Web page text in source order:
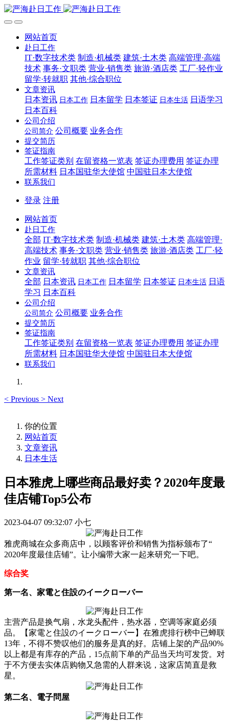
网站首页
赴日工作
IT·数字技术类 制造·机械类 建筑·土木类 高端管理·高端
技术 事务·文职类 营业·销售类 旅游·酒店类 工厂·轻作业
留学·转就职 其他·综合职位
文章资讯
日本资讯 日本工作 日本留学 日本签证 日本生活 日语学习
日本百科
公司介绍
公司简介 公司概要 业务合作
提交简历
签证指南
工作签证类别 在留资格一览表 签证办理费用 签证办理
所需材料 日本国驻华大使馆 中国驻日本大使馆
联系我们
登录 注册
网站首页
赴日工作
全部 IT·数字技术类 制造·机械类 建筑·土木类 高端管理·
高端技术 事务·文职类 营业·销售类 旅游·酒店类 工厂·轻
作业 留学·转就职 其他·综合职位
文章资讯
全部 日本资讯 日本工作 日本留学 日本签证 日本生活 日语
学习 日本百科
公司介绍
公司简介 公司概要 业务合作
提交简历
签证指南
工作签证类别 在留资格一览表 签证办理费用 签证办理
所需材料 日本国驻华大使馆 中国驻日本大使馆
联系我们
< Previous > Next
你的位置
网站首页
文章资讯
日本生活
日本雅虎上哪些商品最好卖？2020年度最
佳店铺Top5公布
2023-04-07 09:32:07 小七
雅虎商城在众多商店中，以顾客评价和销售为指标颁布了“
2020年度最佳店铺”。让小编带大家一起来研究一下吧。
综合奖
第一名、家電と住設のイークローバー
主营产品是换气扇，水龙头配件，热水器，空调等家庭必须
品。【家電と住設のイークローバー】在雅虎排行榜中已蝉联
13年，不得不赞叹他们的服务是真的好。店铺上架的产品90%
以上都是有库存的产品，15点前下单的产品当天均可发货。对
于不方便去实体店购物又急需的人群来说，这家店简直是救
星。
第二名、電子問屋